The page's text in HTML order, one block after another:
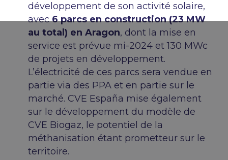
développement de son activité solaire,
avec6 parcs en construction (23 MW
au total) en Aragon, dont la mise en
service est prévue mi-2024 et 130 MWc
de projets en développement.
L’électricité de ces parcs sera vendue en
partie via des PPA et en partie sur le
marché. CVE España mise également
sur le développement du modèle de
CVE Biogaz, le potentiel de la
méthanisation étant prometteur sur le
territoire.